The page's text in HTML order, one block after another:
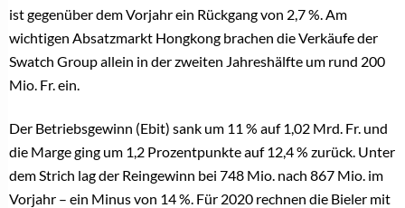
ist gegenüber dem Vorjahr ein Rückgang von 2,7 %. Am
wichtigen Absatzmarkt Hongkong brachen die Verkäufe der
Swatch Group allein in der zweiten Jahreshälfte um rund 200
Mio. Fr. ein.
Der Betriebsgewinn (Ebit) sank um 11 % auf 1,02 Mrd. Fr. und
die Marge ging um 1,2 Prozentpunkte auf 12,4 % zurück. Unter
dem Strich lag der Reingewinn bei 748 Mio. nach 867 Mio. im
Vorjahr – ein Minus von 14 %. Für 2020 rechnen die Bieler mit